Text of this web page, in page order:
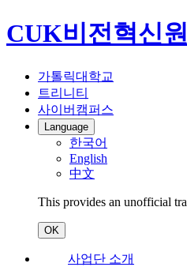
CUK비전혁신원
가톨릭대학교
트리니티
사이버캠퍼스
Language
한국어
English
中文
This provides an unofficial
OK
사업단 소개